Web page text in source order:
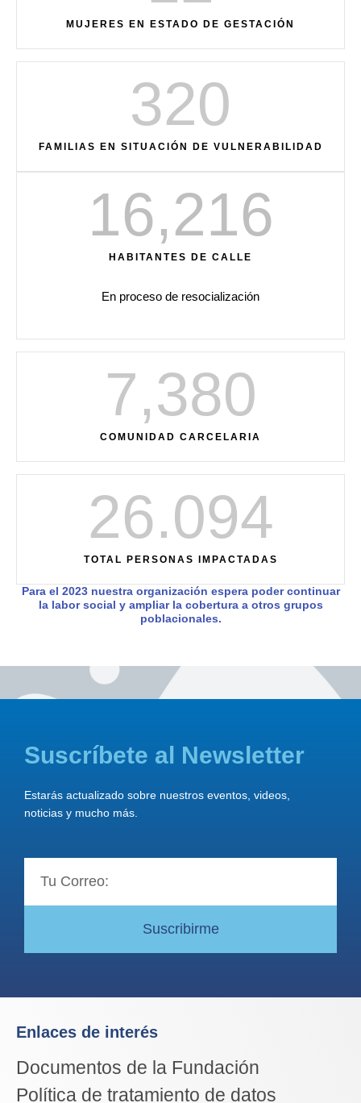
MUJERES EN ESTADO DE GESTACIÓN
FAMILIAS EN SITUACIÓN DE VULNERABILIDAD
320
HABITANTES DE CALLE
16,216
En proceso de resocialización
COMUNIDAD CARCELARIA
7,380
TOTAL PERSONAS IMPACTADAS
26.094
Para el 2023 nuestra organización espera poder continuar
la labor social y ampliar la cobertura a otros grupos
poblacionales.
Suscríbete al Newsletter
Estarás actualizado sobre nuestros eventos, videos,
noticias y mucho más.
Suscribirme
Enlaces de interés
Documentos de la Fundación
Política de tratamiento de datos